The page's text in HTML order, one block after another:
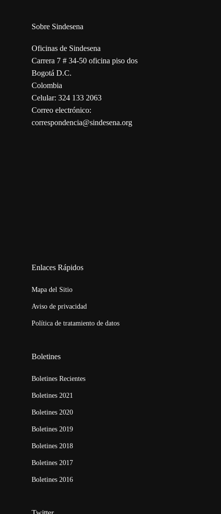
Sobre Sindesena
Oficinas de Sindesena
Carrera 7 # 34-50 oficina piso dos
Bogotá D.C.
Colombia
Celular: 324 133 2063
Correo electrónico:
correspondencia@sindesena.org
Enlaces Rápidos
Mapa del Sitio
Aviso de privacidad
Política de tratamiento de datos
Boletines
Boletines Recientes
Boletines 2021
Boletines 2020
Boletines 2019
Boletines 2018
Boletines 2017
Boletines 2016